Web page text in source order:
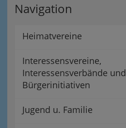
Navigation
Heimatvereine
Interessensvereine,
Interessensverbände und
Bürgerinitiativen
Jugend u. Familie